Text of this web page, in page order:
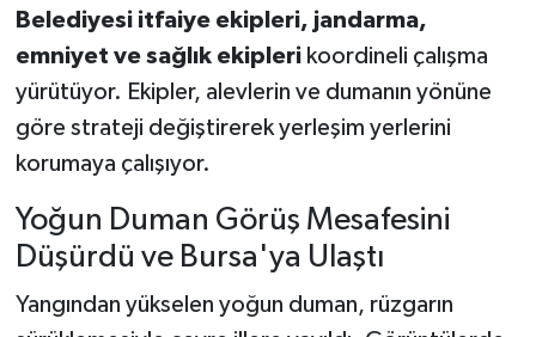
Belediyesi itfaiye ekipleri, jandarma,
emniyet ve sağlık ekiplerikoordineli çalışma
yürütüyor. Ekipler, alevlerin ve dumanın yönüne
göre strateji değiştirerek yerleşim yerlerini
korumaya çalışıyor.
Yoğun Duman Görüş Mesafesini
Düşürdü ve Bursa'ya Ulaştı
Yangından yükselen yoğun duman, rüzgarın